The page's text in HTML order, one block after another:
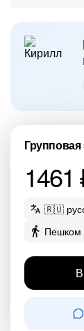
Групповая
1461
🇷🇺
Пешком